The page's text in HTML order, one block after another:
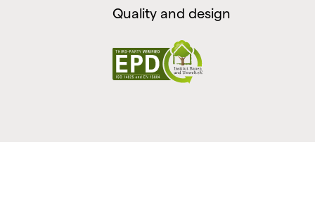
Quality and design